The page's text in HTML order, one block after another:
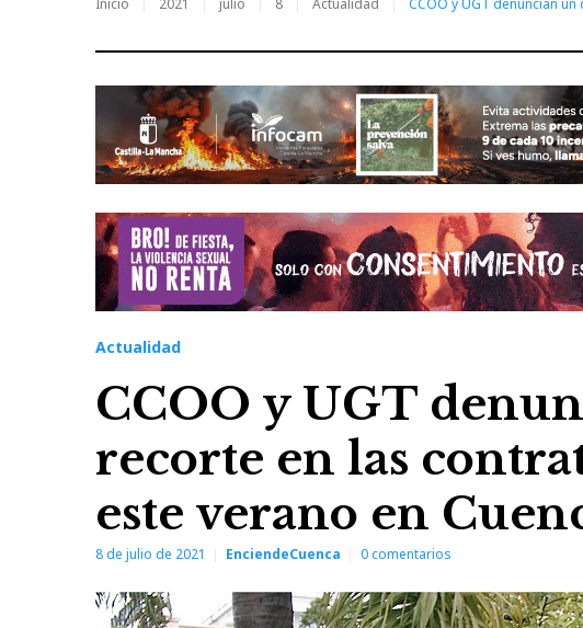
Inicio 2021 julio 8 Actualidad CCOO y UGT denuncian
Actualidad
CCOO y UGT
recorte en las
este verano en
8 de julio de 2021 EnciendeCuenca 0comentarios